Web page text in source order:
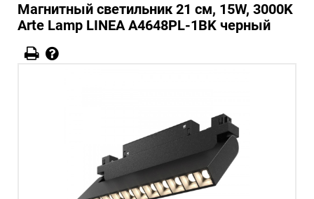
Магнитный светильник 21 см, 15W, 3000K
Arte Lamp LINEA A4648PL-1BK черный